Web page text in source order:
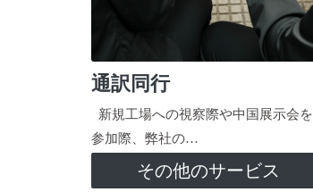
通訳同行
新規工場への視察際や中国展示会を
参加際、弊社の…
その他のサービス